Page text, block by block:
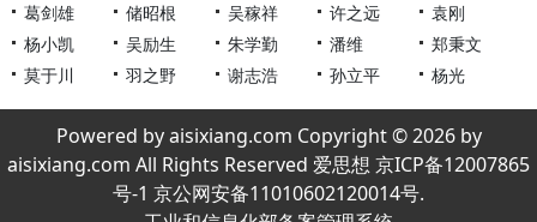
葛剑雄
储昭根 吴稼祥 许之远
袁刚
杨小凯
吴励生 朱学勤 潘维
郑秉文
莫于川
羽之野 谢志浩 孙立平 杨光
Powered by aisixiang.com Copyright © 2026 by
aisixiang.com All Rights Reserved 爱思想 京ICP备12007865
号-1 京公网安备11010602120014号.